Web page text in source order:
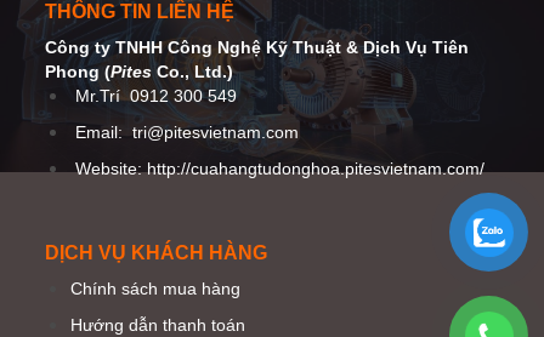
THÔNG TIN LIÊN HỆ
Công ty TNHH Công Nghệ Kỹ Thuật& Dịch Vụ Tiên
Phong (Pites Co., Ltd.)
Mr.Trí 0912 300 549
Email:tri@pitesvietnam.com
Website: http://cuahangtudonghoa.pitesvietnam.com/
DỊCH VỤ KHÁCH HÀNG
Chính sách mua hàng
Hướng dẫn thanh toán